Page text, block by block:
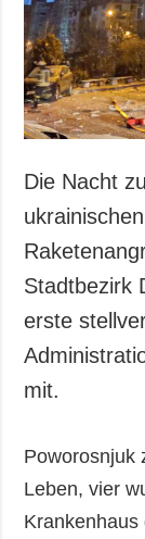
Kultur
Sport
Notstand
Interview
Fotos
Video
Die Nacht
Stadtbezirk
erste
mit.
Poworosnjuk
Leben, vier
Krankenhaus